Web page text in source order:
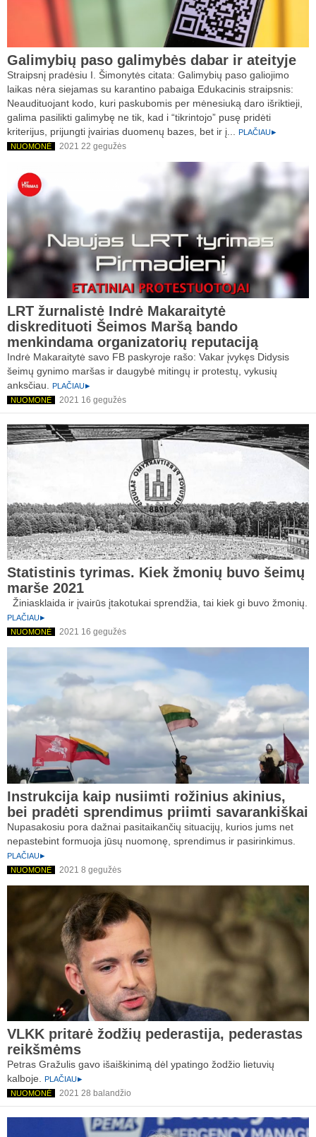
Galimybių paso galimybės dabar ir ateityje
Straipsnį pradėsiu I. Šimonytės citata: Galimybių paso galiojimo
laikas nėra siejamas su karantino pabaiga Edukacinis straipsnis:
Neaudituojant kodo, kuri paskubomis per mėnesiuką daro išriktieji,
galima pasilikti galimybę ne tik, kad i “tikrintojo” pusę pridėti
kriterijus, prijungti įvairias duomenų bazes, bet ir į...
PLAČIAU
NUOMONĖ
2021 22 gegužės
LRT žurnalistė Indrė Makaraitytė
diskredituoti Šeimos Maršą bando
menkindama organizatorių reputaciją
Indrė Makaraitytė savo FB paskyroje rašo: Vakar įvykęs Didysis
šeimų gynimo maršas ir daugybė mitingų ir protestų, vykusių
anksčiau.
PLAČIAU
NUOMONĖ
2021 16 gegužės
Statistinis tyrimas. Kiek žmonių buvo šeimų
marše 2021
Žiniasklaida ir įvairūs įtakotukai sprendžia, tai kiek gi buvo žmonių.
PLAČIAU
NUOMONĖ
2021 16 gegužės
Instrukcija kaip nusiimti rožinius akinius,
bei pradėti sprendimus priimti savarankiškai
Nupasakosiu pora dažnai pasitaikančių situacijų, kurios jums net
nepastebint formuoja jūsų nuomonę, sprendimus ir pasirinkimus.
PLAČIAU
NUOMONĖ
2021 8 gegužės
VLKK pritarė žodžių pederastija, pederastas
reikšmėms
Petras Gražulis gavo išaiškinimą dėl ypatingo žodžio lietuvių
kalboje.
PLAČIAU
NUOMONĖ
2021 28 balandžio